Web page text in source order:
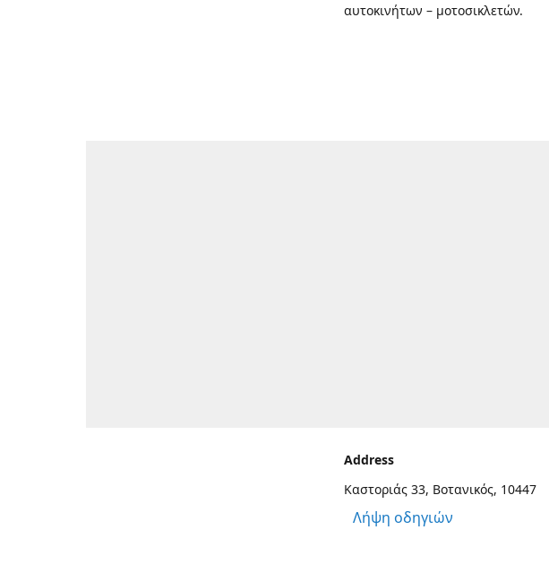
αυτοκινήτων – μοτοσικλετών.
Address
Καστοριάς 33, Βοτανικός, 10447
Λήψη οδηγιών